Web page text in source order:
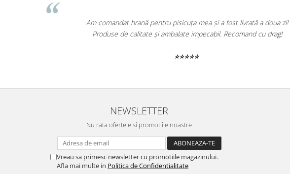
Am comandat hrană pentru pisicuța mea și a fost livrată a doua zi!
Produse de calitate și ambalate impecabil. Recomand cu drag!
NEWSLETTER
Nu rata ofertele si promotiile noastre
Vreau sa primesc newsletter cu promotiile magazinului.
Afla mai multe in Politica de Confidentialitate